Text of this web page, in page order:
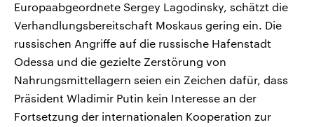
Europaabgeordnete Sergey Lagodinsky, schätzt die
Verhandlungsbereitschaft Moskaus gering ein. Die
russischen Angriffe auf die russische Hafenstadt
Odessa und die gezielte Zerstörung von
Nahrungsmittellagern seien ein Zeichen dafür, dass
Präsident Wladimir Putin kein Interesse an der
Fortsetzung der internationalen Kooperation zur